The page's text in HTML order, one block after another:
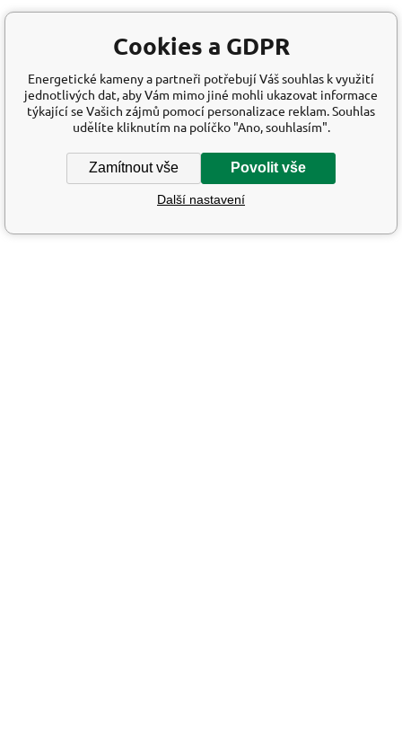
Cookies a GDPR
Energetické kameny a partneři potřebují Váš souhlas k využití
jednotlivých dat, aby Vám mimo jiné mohli ukazovat informace
týkající se Vašich zájmů pomocí personalizace reklam. Souhlas
udělíte kliknutím na políčko "Ano, souhlasím".
Zamítnout vše Povolit vše
Další nastavení